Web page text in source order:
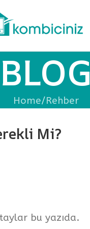
BLOG
Home Rehber
Mi?